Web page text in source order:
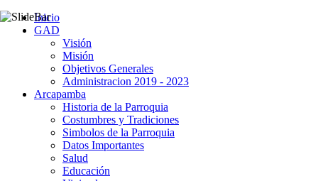
Inicio
GAD
Visión
Misión
Objetivos Generales
Administracion 2019 - 2023
Arcapamba
Historia de la Parroquia
Costumbres y Tradiciones
Simbolos de la Parroquia
Datos Importantes
Salud
Educación